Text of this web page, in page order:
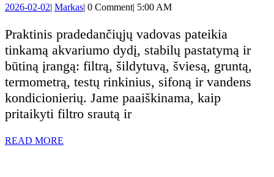
išsamus
vadovas
nuo
A
iki
2026-02-022026-
| MarkasMarkas
| 0 Comment| 5:00 AM
Praktinis pradedančiųjų vadovas pateikia
tinkamą akvariumo dydį, stabilų pastatymą ir
būtiną įrangą: filtrą, šildytuvą, šviesą, gruntą,
termometrą, testų rinkinius, sifoną ir vandens
kondicionierių. Jame paaiškinama, kaip
pritaikyti filtro srautą ir
READ MORE